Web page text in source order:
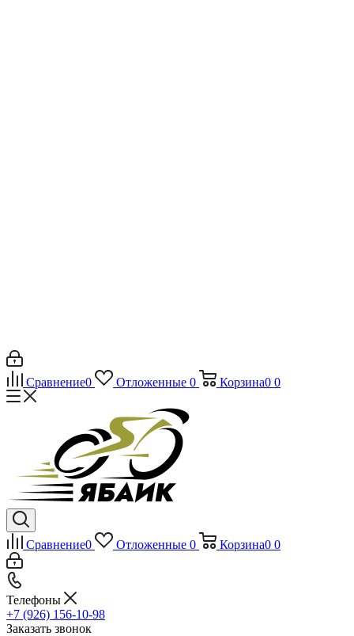
Сравнение0 Отложенные 0 Корзина0 0
Сравнение0 Отложенные 0 Корзина0 0
Телефоны
+7 (926) 156-10-98
Заказать звонок